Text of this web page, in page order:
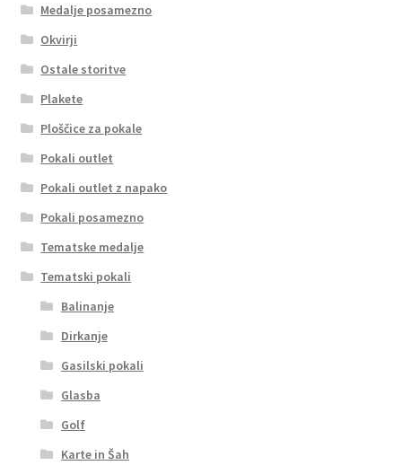
Medalje posamezno
Okvirji
Ostale storitve
Plakete
Ploščice za pokale
Pokali outlet
Pokali outlet z napako
Pokali posamezno
Tematske medalje
Tematski pokali
Balinanje
Dirkanje
Gasilski pokali
Glasba
Golf
Karte in Šah